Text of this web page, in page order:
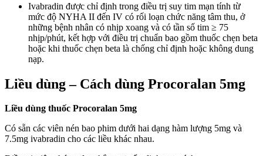
Ivabradin được chỉ định trong điều trị suy tim mạn tính từ
mức độ NYHA II đến IV có rối loạn chức năng tâm thu, ở
những bệnh nhân có nhịp xoang và có tần số tim ≥ 75
nhịp/phút, kết hợp với điều trị chuẩn bao gồm thuốc chẹn beta
hoặc khi thuốc chẹn beta là chống chỉ định hoặc không dung
nạp.
Liều dùng – Cách dùng Procoralan 5mg
Liều dùng thuốc Procoralan 5mg
Có sẵn các viên nén bao phim dưới hai dạng hàm lượng 5mg và
7.5mg ivabradin cho các liều khác nhau.